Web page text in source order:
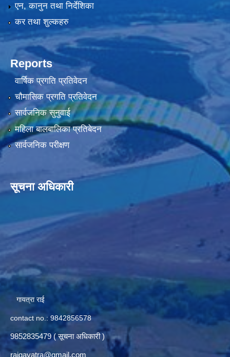
एन, कानुन तथा निर्देशिका
कर तथा शुल्कहरु
Reports
वार्षिक प्रगति प्रतिवेदन
चौमासिक प्रगति प्रतिवेदन
सार्वजनिक सुनुवाई
महिला बालबालिका प्रतिबेदन
सार्वजनिक परीक्षण
सूचना अधिकारी
गायत्रा राई
contact no.: 9842856578
9852835479 ( सूचना अधिकारी )
raigayatra@gmail.com